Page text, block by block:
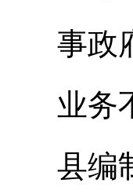
事政
业务
县编